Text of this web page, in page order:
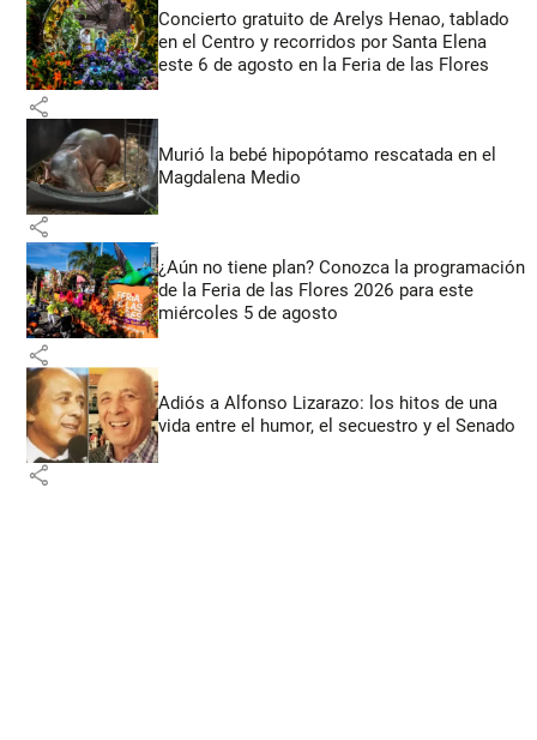
Concierto gratuito de Arelys Henao, tablado
en el Centro y recorridos por Santa Elena
este 6 de agosto en la Feria de las Flores
share
Murió la bebé hipopótamo rescatada en el
Magdalena Medio
share
¿Aún no tiene plan? Conozca la programación
de la Feria de las Flores 2026 para este
miércoles 5 de agosto
share
Adiós a Alfonso Lizarazo: los hitos de una
vida entre el humor, el secuestro y el Senado
share